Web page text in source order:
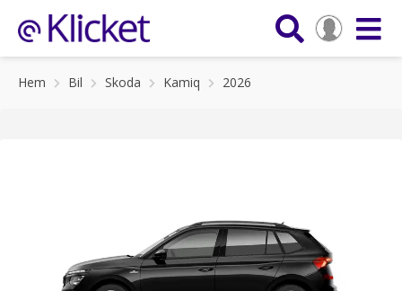
Hem Bil Skoda Kamiq 2026